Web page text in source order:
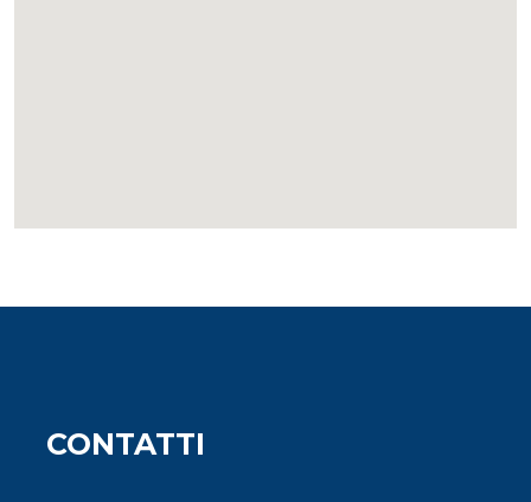
CONTATTI